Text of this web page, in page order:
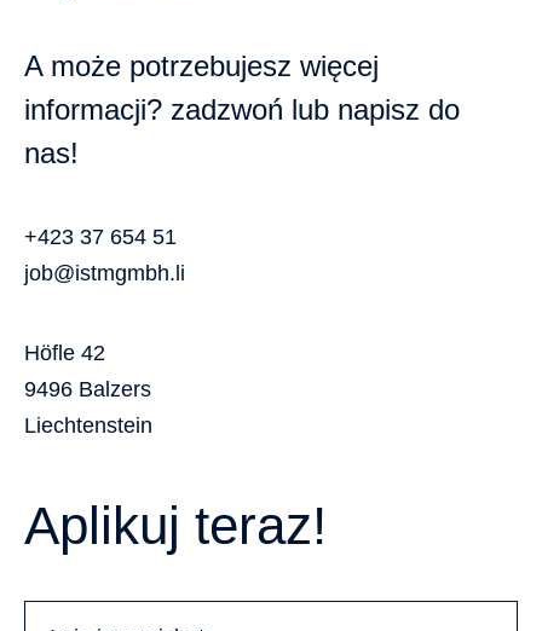
A może potrzebujesz więcej
informacji? zadzwoń lub napisz do
nas!
+423 37 654 51
job@istmgmbh.li
Höfle 42
9496 Balzers
Liechtenstein
Aplikuj teraz!